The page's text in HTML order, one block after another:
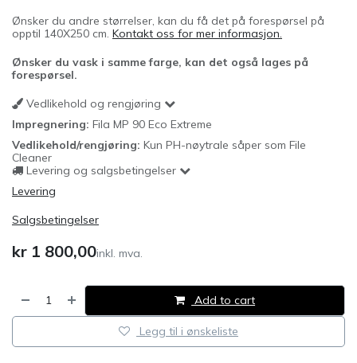
Ønsker du andre størrelser, kan du få det på forespørsel på
opptil 140X250 cm. Kontakt oss for mer informasjon.
Ønsker du vask i samme farge, kan det også lages på
forespørsel.
Vedlikehold og rengjøring
Impregnering: Fila MP 90 Eco Extreme
Vedlikehold/rengjøring: Kun PH-nøytrale såper som File
Cleaner
Levering og salgsbetingelser
Levering
Salgsbetingelser
kr 1 800,00inkl. mva.
Add to cart
Legg til i ønskeliste